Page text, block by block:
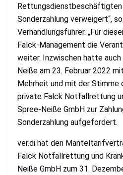
Rettungsdienstbeschäftigten
Sonderzahlung verweigert“,
Verhandlungsführer. „Für
Falck-Management die
weiter. Inzwischen hatte
Neiße am 23. Februar 2022
Mehrheit und mit der Stimme
private Falck Notfallrettung
Spree-Neiße GmbH zur
Sonderzahlung aufgefordert.
ver.di hat den
Falck Notfallrettung und
Neiße GmbH zum 31.